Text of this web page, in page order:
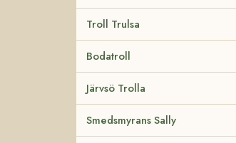
Troll Trulsa
Bodatroll
Järvsö Trolla
Smedsmyrans Sally